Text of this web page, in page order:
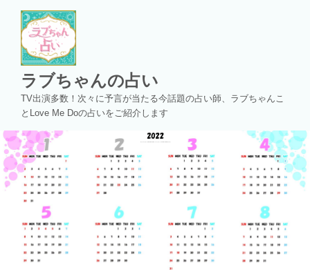
ッ
プ
ラブちゃんの占い
TV出演多数！次々に予言が当たる今話題の占い師、ラブちゃんこ
とLove Me Doの占いをご紹介します